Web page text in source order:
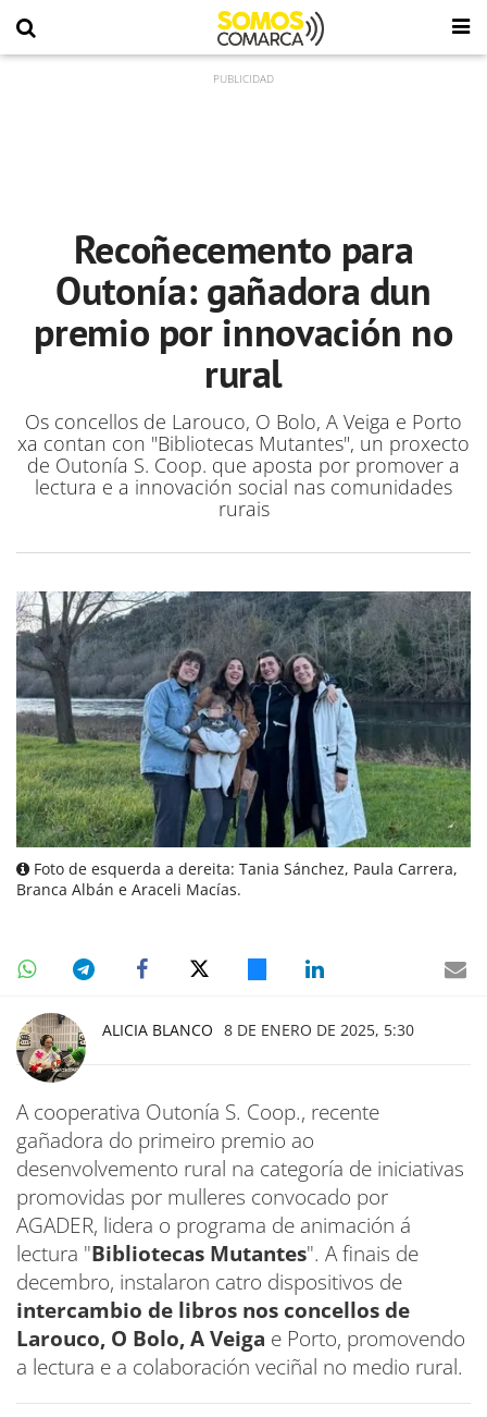
Recoñecemento para
Outonía: gañadora dun
premio por innovación no
rural
Os concellos de Larouco, O Bolo, A Veiga e Porto
xa contan con "Bibliotecas Mutantes", un proxecto
de Outonía S. Coop. que aposta por promover a
lectura e a innovación social nas comunidades
rurais
Foto de esquerda a dereita: Tania Sánchez, Paula Carrera,
Branca Albán e Araceli Macías.
ALICIA BLANCO 8 DE ENERO DE 2025, 5:30
A cooperativa Outonía S. Coop., recente
gañadora do primeiro premio ao
desenvolvemento rural na categoría de iniciativas
promovidas por mulleres convocado por
AGADER, lidera o programa de animación á
lectura "Bibliotecas Mutantes". A finais de
decembro, instalaron catro dispositivos de
intercambio de libros nos concellos de
Larouco, O Bolo, A Veiga e Porto, promovendo
a lectura e a colaboración veciñal no medio rural.